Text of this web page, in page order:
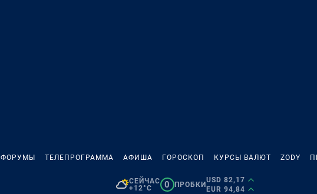
ФОРУМЫ ТЕЛЕПРОГРАММА АФИША ГОРОСКОП КУРСЫ ВАЛЮТ ZODY
СЕЙЧАС
+12°C
0 ПРОБКИ
USD 82,17
EUR 94,84